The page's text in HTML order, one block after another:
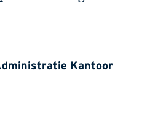
Kantoor